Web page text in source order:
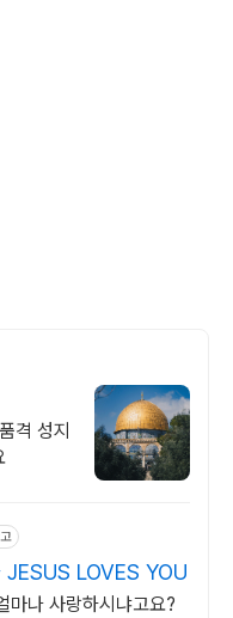
격 성지
LOVES YOU
마나 사랑하시냐고요?